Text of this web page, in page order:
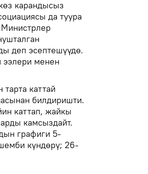
карандысыз
да туура
деп эсептешүүдө.
ээлери менен
каттай
билдиришти.
каттап, жайкы
камсыздайт.
графиги 5-
күндөрү; 26-